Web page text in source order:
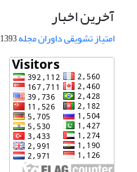
آخرین اخبار
امتیاز تشویقی داوران مجله1393-09-01